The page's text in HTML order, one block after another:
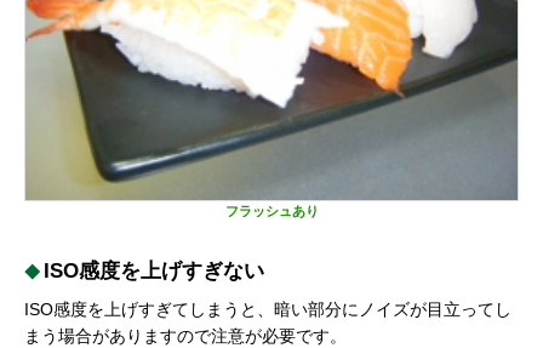
フラッシュあり
ISO感度を上げすぎない
ISO感度を上げすぎてしまうと、暗い部分にノイズが目立ってし
まう場合がありますので注意が必要です。